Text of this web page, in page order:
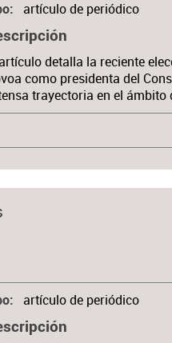
artículo de periódico
detalla la reciente
como presidenta del
trayectoria en el ámbito
artículo de periódico